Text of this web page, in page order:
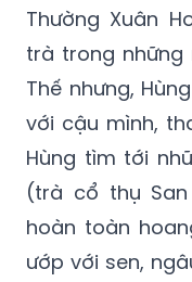
Thường Xuân
trà trong những
Thế nhưng,
với cậu mình,
Hùng tìm tới
(trà cổ thụ
hoàn toàn
ướp với sen,